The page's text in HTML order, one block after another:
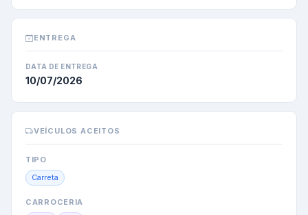
ENTREGA
DATA DE ENTREGA
10/07/2026
VEÍCULOS ACEITOS
TIPO
Carreta
CARROCERIA